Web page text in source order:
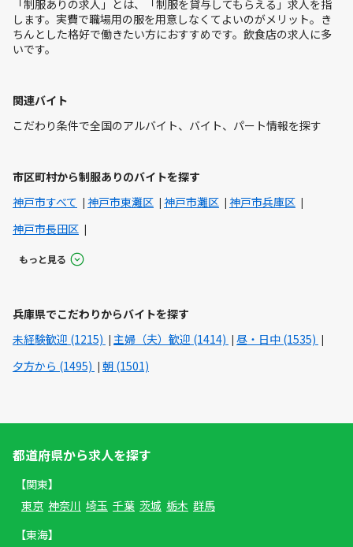
「制服ありの求人」とは、「制服を貸与してもらえる」求人を指
します。実費で職場用の服を用意しなくてよいのがメリット。き
ちんとした格好で働きたい方におすすめです。飲食店の求人に多
いです。
関連バイト
こだわり条件で全国のアルバイト、バイト、パート情報を探す
市区町村から制服ありのバイトを探す
神戸市すべて
神戸市東灘区 神戸市灘区
神戸市兵庫区
神戸市長田区
もっと見る
兵庫県でこだわりからバイトを探す
未経験歓迎 (1215)
主婦（夫）歓迎 (1414)
昼・日中 (1535)
夕方から (1495)
朝 (1501)
都道府県から求人を探す
【関東】
東京 神奈川 埼玉 千葉 茨城 栃木 群馬
【東海】